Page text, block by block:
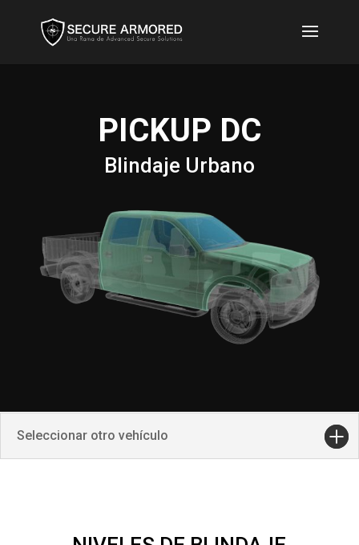
PICKUP DC
Blindaje Urbano
Seleccionar otro vehículo